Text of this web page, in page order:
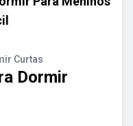
Curtas
Dormir